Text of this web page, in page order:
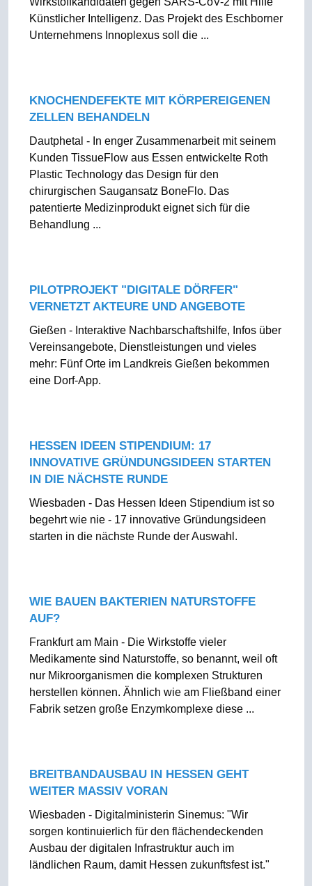
Künstlicher Intelligenz. Das Projekt des Eschborner
Unternehmens Innoplexus soll die ...
KNOCHENDEFEKTE MIT KÖRPEREIGENEN
ZELLEN BEHANDELN
Dautphetal - In enger Zusammenarbeit mit seinem
Kunden TissueFlow aus Essen entwickelte Roth
Plastic Technology das Design für den
chirurgischen Saugansatz BoneFlo. Das
patentierte Medizinprodukt eignet sich für die
Behandlung ...
PILOTPROJEKT "DIGITALE DÖRFER"
VERNETZT AKTEURE UND ANGEBOTE
Gießen - Interaktive Nachbarschaftshilfe, Infos über
Vereinsangebote, Dienstleistungen und vieles
mehr: Fünf Orte im Landkreis Gießen bekommen
eine Dorf-App.
HESSEN IDEEN STIPENDIUM: 17
INNOVATIVE GRÜNDUNGSIDEEN STARTEN
IN DIE NÄCHSTE RUNDE
Wiesbaden - Das Hessen Ideen Stipendium ist so
begehrt wie nie - 17 innovative Gründungsideen
starten in die nächste Runde der Auswahl.
WIE BAUEN BAKTERIEN NATURSTOFFE
AUF?
Frankfurt am Main - Die Wirkstoffe vieler
Medikamente sind Naturstoffe, so benannt, weil oft
nur Mikroorganismen die komplexen Strukturen
herstellen können. Ähnlich wie am Fließband einer
Fabrik setzen große Enzymkomplexe diese ...
BREITBANDAUSBAU IN HESSEN GEHT
WEITER MASSIV VORAN
Wiesbaden - Digitalministerin Sinemus: "Wir
sorgen kontinuierlich für den flächendeckenden
Ausbau der digitalen Infrastruktur auch im
ländlichen Raum, damit Hessen zukunftsfest ist."